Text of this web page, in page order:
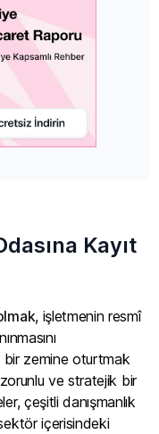
Kayıt
, işletmenin resmî
bir zemine oturtmak
ve stratejik bir
çeşitli danışmanlık
içerisindeki